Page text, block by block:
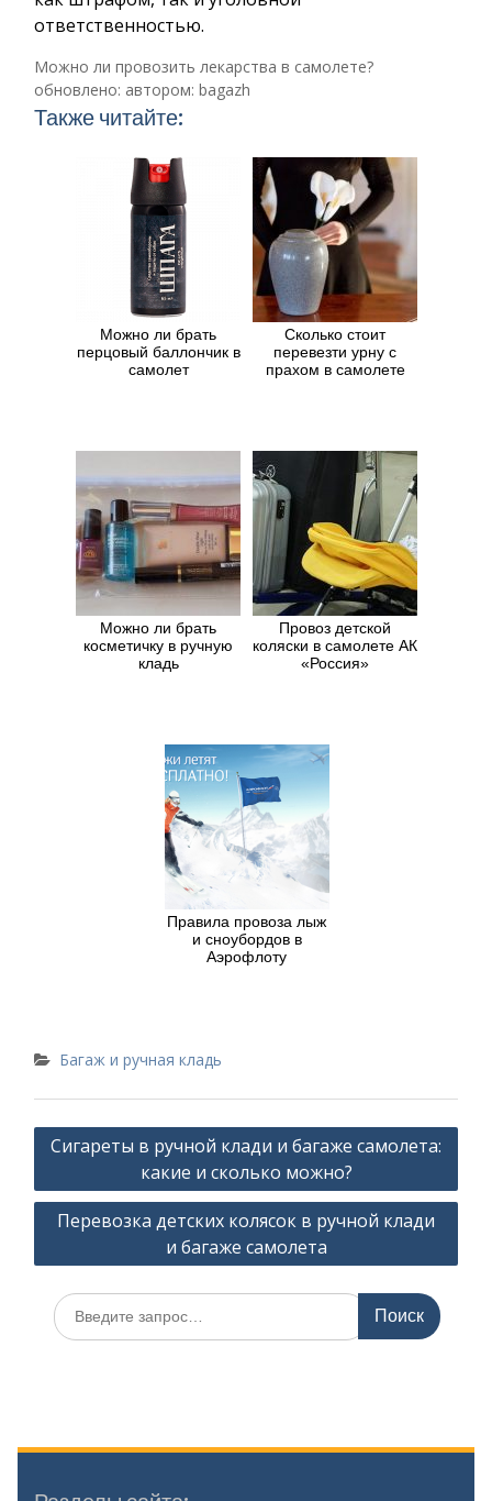
ответственностью.
Можно ли провозить лекарства в самолете?
обновлено: автором: bagazh
Также читайте:
Можно ли брать
перцовый баллончик в
самолет
Сколько стоит
перевезти урну с
прахом в самолете
Можно ли брать
косметичку в ручную
кладь
Провоз детской
коляски в самолете АК
«Россия»
Правила провоза лыж
и сноубордов в
Аэрофлоту
Багаж и ручная кладь
Навигация
записям
Сигареты в ручной клади и багаже самолета:
какие и сколько можно?
Перевозка детских колясок в ручной клади
и багаже самолета
Искать: